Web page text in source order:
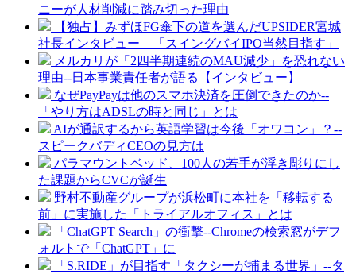
ニーが人材削減に踏み切った理由
【独占】みずほFG傘下の道を選んだUPSIDER宮城
社長インタビュー 「スイングバイIPO当然目指す」
メルカリが「2四半期連続のMAU減少」を恐れない
理由--日本事業責任者が語る【インタビュー】
なぜPayPayは他のスマホ決済を圧倒できたのか--
「やり方はADSLの時と同じ」とは
AIが通訳するから英語学習は今後「オワコン」？--
スピークバディCEOの見方は
パラマウントベッド、100人の若手が浮き彫りにし
た課題からCVCが誕生
野村不動産グループが浜松町に本社を「移転する
前」に実施した「トライアルオフィス」とは
「ChatGPT Search」の衝撃--Chromeの検索窓がデフ
ォルトで「ChatGPT」に
「S.RIDE」が目指す「タクシーが捕まる世界」--タ